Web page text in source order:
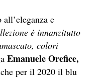
e
è innanzitutto
colori
Emanuele Orefice,
per il 2020 il blu